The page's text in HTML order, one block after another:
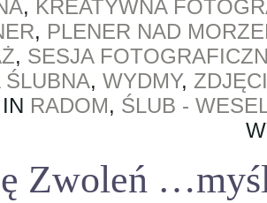
, KREATYWNA
, PLENER NAD
, SESJA
ŚLUBNA,WYDMY,
RADOM, ŚLUB -
Zwoleń